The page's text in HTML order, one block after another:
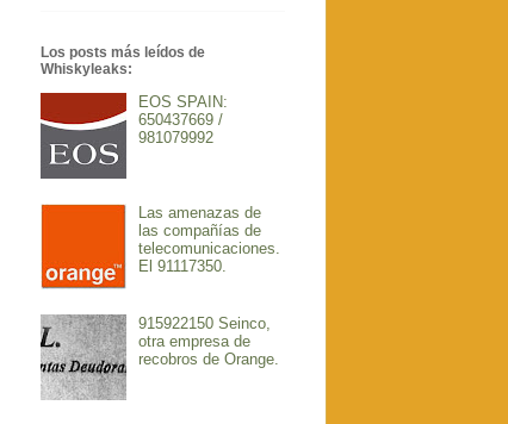
Los posts más leídos de
Whiskyleaks:
EOS SPAIN:
650437669 /
981079992
Las amenazas de
las compañías de
telecomunicaciones.
El 91117350.
915922150 Seinco,
otra empresa de
recobros de Orange.